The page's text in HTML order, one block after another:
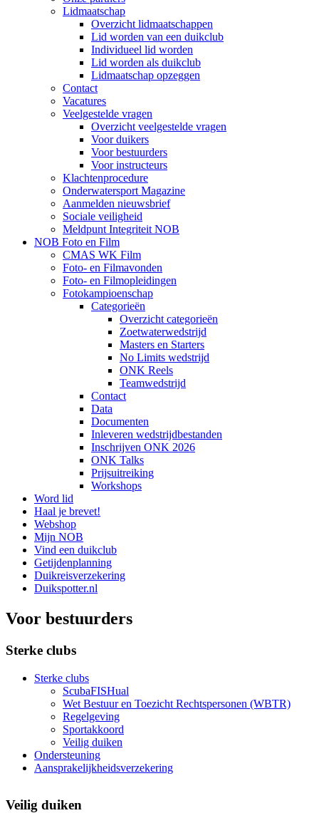
Lidmaatschap
Overzicht lidmaatschappen
Lid worden van een duikclub
Individueel lid worden
Lid worden als duikclub
Lidmaatschap opzeggen
Contact
Vacatures
Veelgestelde vragen
Overzicht veelgestelde vragen
Voor duikers
Voor bestuurders
Voor instructeurs
Klachtenprocedure
Onderwatersport Magazine
Aanmelden nieuwsbrief
Sociale veiligheid
Meldpunt Integriteit NOB
NOB Foto en Film
CMAS WK Film
Foto- en Filmavonden
Foto- en Filmopleidingen
Fotokampioenschap
Categorieën
Overzicht categorieën
Zoetwaterwedstrijd
Masters en Starters
No Limits wedstrijd
ONK Reels
Teamwedstrijd
Contact
Data
Documenten
Inleveren wedstrijdbestanden
Inschrijven ONK 2026
ONK Talks
Prijsuitreiking
Workshops
Word lid
Haal je brevet!
Webshop
Mijn NOB
Vind een duikclub
Getijdenplanning
Duikreisverzekering
Duikspotter.nl
Voor bestuurders
Sterke clubs
Sterke clubs
ScubaFISHual
Wet Bestuur en Toezicht Rechtspersonen (WBTR)
Regelgeving
Sportakkoord
Veilig duiken
Ondersteuning
Aansprakelijkheidsverzekering
Veilig duiken